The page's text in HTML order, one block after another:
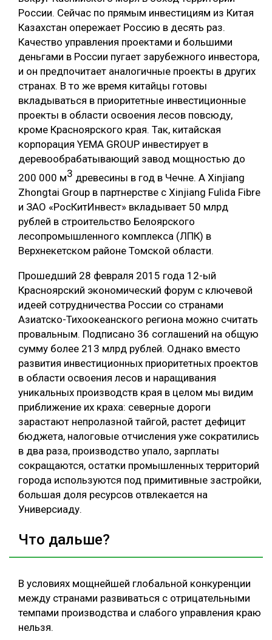
России. Сейчас по прямым инвестициям из Китая
Казахстан опережает Россию в десять раз.
Качество управления проектами и большими
деньгами в России пугает зарубежного инвестора,
и он предпочитает аналогичные проекты в других
странах. В то же время китайцы готовы
вкладываться в приоритетные инвестиционные
проекты в области освоения лесов повсюду,
кроме Красноярского края. Так, китайская
корпорация YEMA GROUP инвестирует в
деревообрабатывающий завод мощностью до
200 000 м3 древесины в год в Чечне. А Xinjiang
Zhongtai Group в партнерстве с Xinjiang Fulida Fibre
и ЗАО «РосКитИнвест» вкладывает 50 млрд
рублей в строительство Белоярского
лесопромышленного комплекса (ЛПК) в
Верхнекетском районе Томской области.
Прошедший 28 февраля 2015 года 12-ый
Красноярский экономический форум с ключевой
идеей сотрудничества России со странами
Азиатско-Тихоокеанского региона можно считать
провальным. Подписано 36 соглашений на общую
сумму более 213 млрд рублей. Однако вместо
развития инвестиционных приоритетных проектов
в области освоения лесов и наращивания
уникальных производств края в целом мы видим
приближение их краха: северные дороги
зарастают непролазной тайгой, растет дефицит
бюджета, налоговые отчисления уже сократились
в два раза, производство упало, зарплаты
сокращаются, остатки промышленных территорий
города используются под примитивные застройки,
большая доля ресурсов отвлекается на
Универсиаду.
Что дальше?
В условиях мощнейшей глобальной конкуренции
между странами развиваться с отрицательными
темпами производства и слабого управления краю
нельзя.